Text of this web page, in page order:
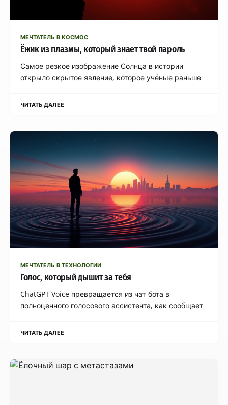
МЕЧТАТЕЛЬ В КОСМОС
Ёжик из плазмы, который знает твой пароль
Самое резкое изображение Солнца в истории
открыло скрытое явление, которое учёные раньше
ЧИТАТЬ ДАЛЕЕ
МЕЧТАТЕЛЬ В ТЕХНОЛОГИИ
Голос, который дышит за тебя
ChatGPT Voice превращается из чат-бота в
полноценного голосового ассистента, как сообщает
ЧИТАТЬ ДАЛЕЕ